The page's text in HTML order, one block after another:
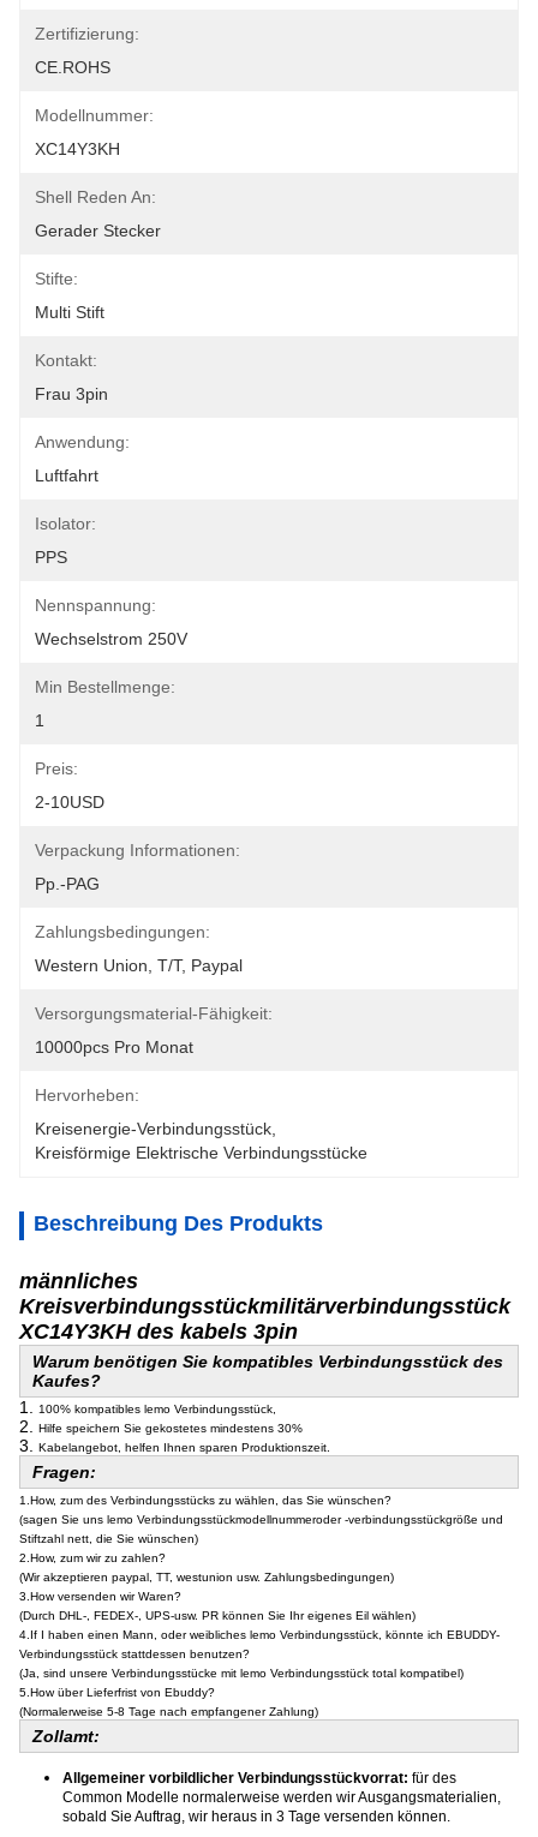
Zertifizierung:
CE.ROHS
Modellnummer:
XC14Y3KH
Shell Reden An:
Gerader Stecker
Stifte:
Multi Stift
Kontakt:
Frau 3pin
Anwendung:
Luftfahrt
Isolator:
PPS
Nennspannung:
Wechselstrom 250V
Min Bestellmenge:
1
Preis:
2-10USD
Verpackung Informationen:
Pp.-PAG
Zahlungsbedingungen:
Western Union, T/T, Paypal
Versorgungsmaterial-Fähigkeit:
10000pcs Pro Monat
Hervorheben:
Kreisenergie-Verbindungsstück
Kreisförmige Elektrische Verbindungsstücke
Beschreibung Des Produkts
männliches
Kreisverbindungsstückmilitärverbindungsstück
XC14Y3KH des kabels 3pin
Warum benötigen Sie kompatibles Verbindungsstück des
Kaufes?
1.
100% kompatibles lemo Verbindungsstück,
2. Hilfe speichern Sie gekostetes mindestens 30%
3. Kabelangebot, helfen Ihnen sparen Produktionszeit.
Fragen:
1.How, zum des Verbindungsstücks zu wählen, das Sie wünschen?
(sagen Sie uns lemo Verbindungsstückmodellnummeroder -verbindungsstückgröße und
Stiftzahl nett, die Sie wünschen)
2.How, zum wir zu zahlen?
(Wir akzeptieren paypal, TT, westunion usw. Zahlungsbedingungen)
3.How versenden wir Waren?
(Durch DHL-, FEDEX-, UPS-usw. PR können Sie Ihr eigenes Eil wählen)
4.If I haben einen Mann, oder weibliches lemo Verbindungsstück, könnte ich EBUDDY-
Verbindungsstück stattdessen benutzen?
(Ja, sind unsere Verbindungsstücke mit lemo Verbindungsstück total kompatibel)
5.How über Lieferfrist von Ebuddy?
(Normalerweise 5-8 Tage nach empfangener Zahlung)
Zollamt:
Allgemeiner vorbildlicher Verbindungsstückvorrat: für des
Common Modelle normalerweise werden wir Ausgangsmaterialien,
sobald Sie Auftrag, wir heraus in 3 Tage versenden können.